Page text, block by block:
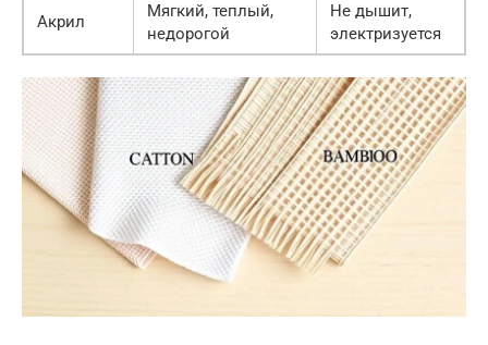
Акрил
Мягкий, теплый,
недорогой
Не дышит,
электризуется